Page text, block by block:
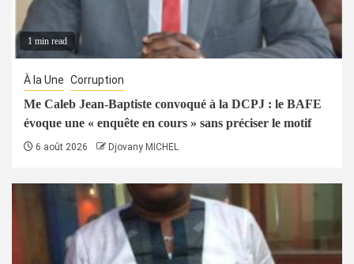
1 min read
À la Une Corruption
Me Caleb Jean-Baptiste convoqué à la DCPJ : le BAFE
évoque une « enquête en cours » sans préciser le motif
6 août 2026 Djovany MICHEL